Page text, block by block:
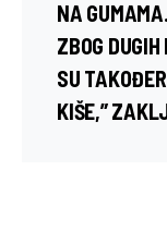
NA
ZBOG
SU
KIŠE,”